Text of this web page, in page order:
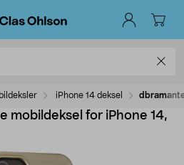
iPhone 14 deksel
mobildeksel for iPhone 14,